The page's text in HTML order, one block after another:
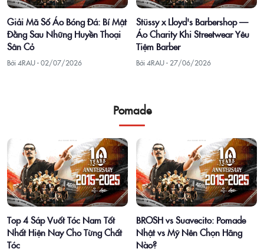
Giải Mã Số Áo Bóng Đá: Bí Mật
Đằng Sau Những Huyền Thoại
Sân Cỏ
Bởi 4RAU ·02/07/2026
Stüssy x Lloyd's Barbershop —
Áo Charity Khi Streetwear Yêu
Tiệm Barber
Bởi 4RAU · 27/06/2026
Pomade
Top 4 Sáp Vuốt Tóc Nam Tốt
Nhất Hiện Nay Cho Từng Chất
Tóc
BROSH vs Suavecito: Pomade
Nhật vs Mỹ Nên Chọn Hãng
Nào?